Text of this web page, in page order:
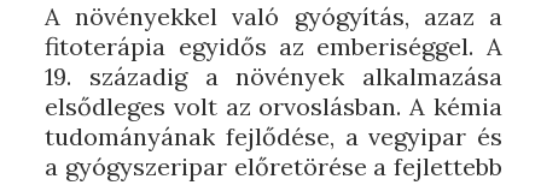
A növényekkel való gyógyítás, azaz a
fitoterápia egyidős az emberiséggel. A
19. századig a növények alkalmazása
elsődleges volt az orvoslásban. A kémia
tudományának fejlődése, a vegyipar és
a gyógyszeripar előretörése a fejlettebb